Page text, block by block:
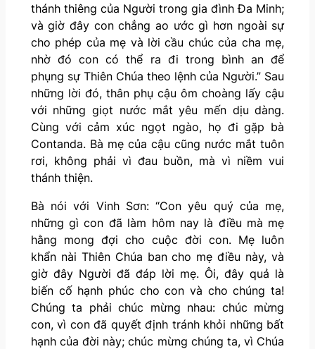
thánh thiêng của Người trong gia đình Đa Minh;
và giờ đây con chẳng ao ước gì hơn ngoài sự
cho phép của mẹ và lời cầu chúc của cha mẹ,
nhờ đó con có thể ra đi trong bình an để
phụng sự Thiên Chúa theo lệnh của Người.” Sau
những lời đó, thân phụ cậu ôm choàng lấy cậu
với những giọt nước mắt yêu mến dịu dàng.
Cùng với cảm xúc ngọt ngào, họ đi gặp bà
Contanda. Bà mẹ của cậu cũng nước mắt tuôn
rơi, không phải vì đau buồn, mà vì niềm vui
thánh thiện.
Bà nói với Vinh Sơn: “Con yêu quý của mẹ,
những gì con đã làm hôm nay là điều mà mẹ
hằng mong đợi cho cuộc đời con. Mẹ luôn
khẩn nài Thiên Chúa ban cho mẹ điều này, và
giờ đây Người đã đáp lời mẹ. Ôi, đây quả là
biến cố hạnh phúc cho con và cho chúng ta!
Chúng ta phải chúc mừng nhau: chúc mừng
con, vì con đã quyết định tránh khỏi những bất
hạnh của đời này; chúc mừng chúng ta, vì Chúa